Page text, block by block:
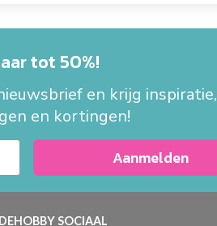
tot 50%!
en krijg inspiratie,
en kortingen!
Aanmelden
SOCIAAL